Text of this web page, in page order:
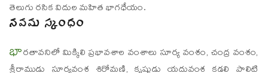
తెలుగు రసిక విదుల మహిత భాగధేయం.
నవమ స్కంధం
భారతావనిలో మిక్కిలి ప్రభావశాల వంశాలు సూర్య వంశం, చంద్ర వంశం,